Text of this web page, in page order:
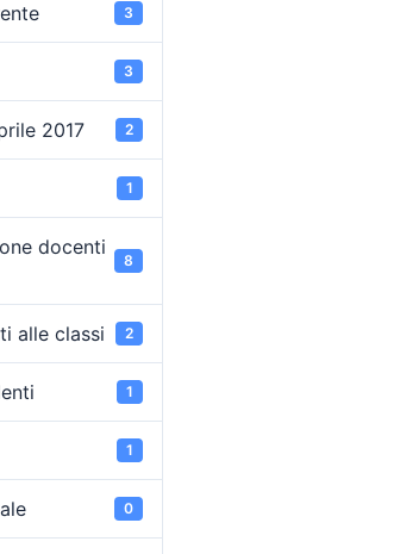
3
3
2017 2
1
docenti
8
alle classi 2
1
1
0